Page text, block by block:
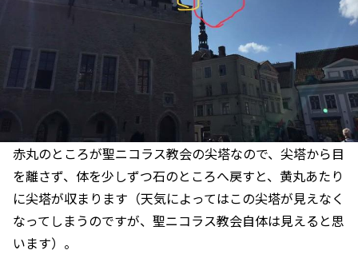
赤丸のところが聖ニコラス教会の尖塔なので、尖塔から目
を離さず、体を少しずつ石のところへ戻すと、黄丸あたり
に尖塔が収まります（天気によってはこの尖塔が見えなく
なってしまうのですが、聖ニコラス教会自体は見えると思
います）。